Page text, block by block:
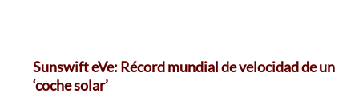
Sunswift eVe: Récord mundial de velocidad de un
‘coche solar’